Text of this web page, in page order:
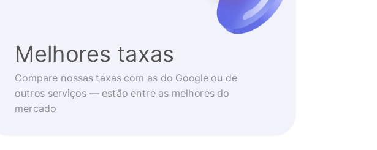
Melhores taxas
Compare nossas taxas com as do Google ou de
outros serviços — estão entre as melhores do
mercado